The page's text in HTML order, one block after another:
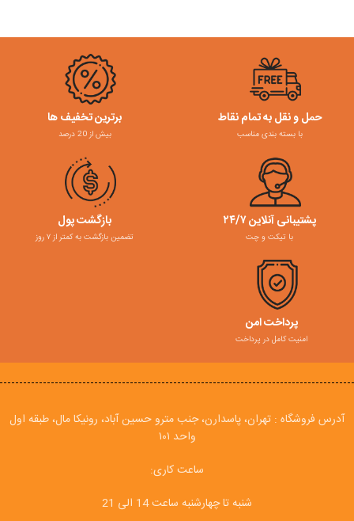
حمل و نقل به تمام نقاط
با بسته بندی مناسب
برترین تخفیف ها
بیش از 20 درصد
پشتیبانی آنلاین ۲۴/۷
با تیکت و چت
بازگشت پول
تضمین بازگشت به کمتر از ۷ روز
پرداخت امن
امنیت کامل در پرداخت
آدرس فروشگاه : تهران، پاسدارن، جنب مترو حسین آباد، رونیکا مال، طبقه اول
واحد ۱۰۱
ساعت کاری:
شنبه تا چهارشنبه ساعت 14 الی 21